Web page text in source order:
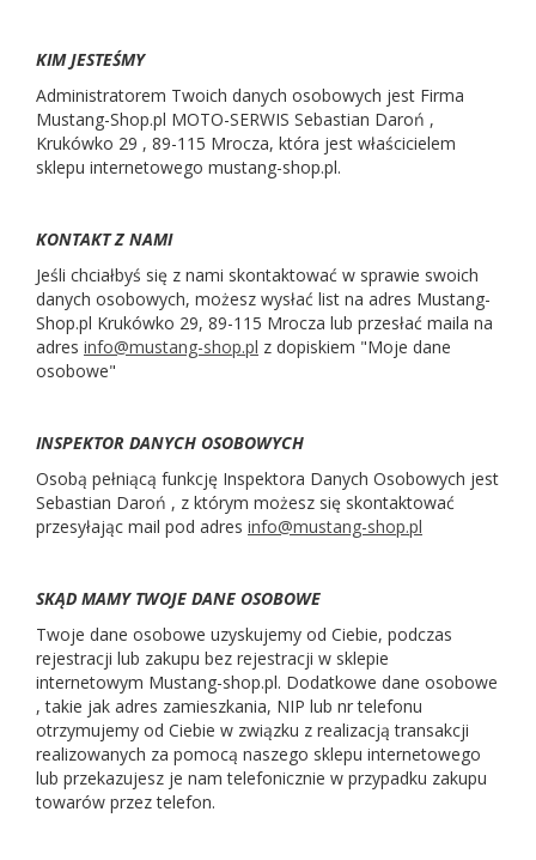
KIM JESTEŚMY
Administratorem Twoich danych osobowych jest Firma
Mustang-Shop.pl MOTO-SERWIS Sebastian Daroń ,
Krukówko 29 , 89-115 Mrocza, która jest właścicielem
sklepu internetowego mustang-shop.pl.
KONTAKT Z NAMI
Jeśli chciałbyś się z nami skontaktować w sprawie swoich
danych osobowych, możesz wysłać list na adres Mustang-
Shop.pl Krukówko 29, 89-115 Mrocza lub przesłać maila na
adres info@mustang-shop.pl z dopiskiem "Moje dane
osobowe"
INSPEKTOR DANYCH OSOBOWYCH
Osobą pełniącą funkcję Inspektora Danych Osobowych jest
Sebastian Daroń , z którym możesz się skontaktować
przesyłając mail pod adres info@mustang-shop.pl
SKĄD MAMY TWOJE DANE OSOBOWE
Twoje dane osobowe uzyskujemy od Ciebie, podczas
rejestracji lub zakupu bez rejestracji w sklepie
internetowym Mustang-shop.pl. Dodatkowe dane osobowe
, takie jak adres zamieszkania, NIP lub nr telefonu
otrzymujemy od Ciebie w związku z realizacją transakcji
realizowanych za pomocą naszego sklepu internetowego
lub przekazujesz je nam telefonicznie w przypadku zakupu
towarów przez telefon.